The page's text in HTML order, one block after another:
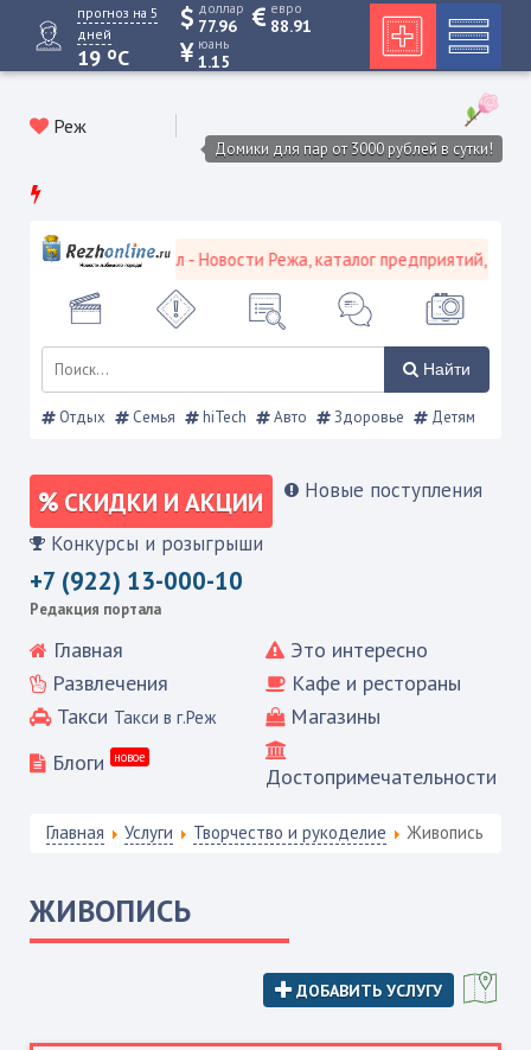
прогноз на 5
дней
19 oC
доллар
77.96
евро
88.91
юань
1.15
Реж
Домики для пар от 3000 рублей в сутки!
городской портал - Новости Режа, каталог предприятий,
Найти
Отдых Семья hiTech Авто Здоровье Детям
СКИДКИ И АКЦИИ Новые поступления
Конкурсы и розыгрыши
+7 (922) 13-000-10
Редакция портала
Главная
Это интересно
Развлечения
Кафе и рестораны
Такси Такси в г.Реж
Магазины
Блоги
новое
Достопримечательности
Главная Услуги Творчество и рукоделие Живопись
ЖИВОПИСЬ
ДОБАВИТЬ УСЛУГУ